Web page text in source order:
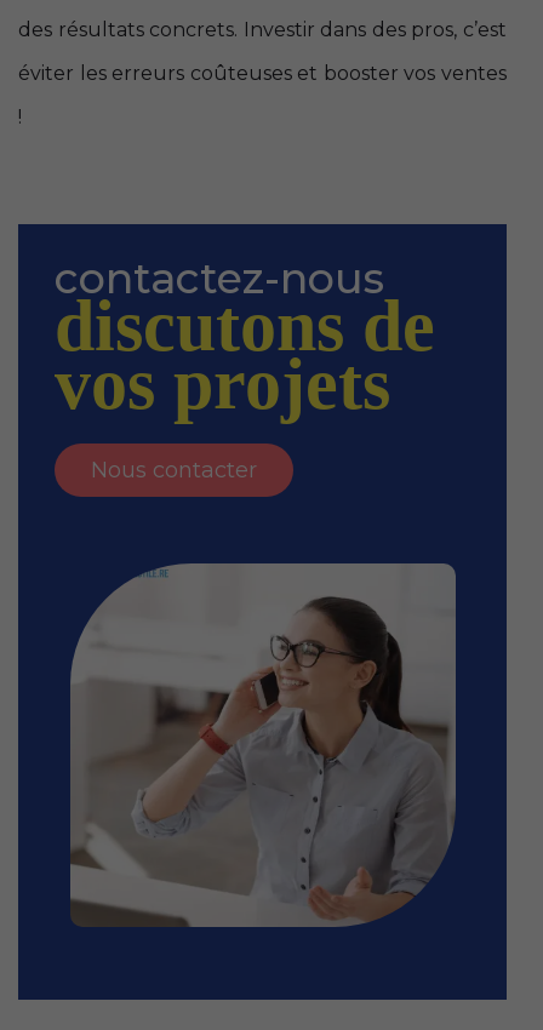
des résultats concrets. Investir dans des pros, c’est
éviter les erreurs coûteuses et booster vos ventes
!
contactez-nous
discutons de
vos projets
Nous contacter